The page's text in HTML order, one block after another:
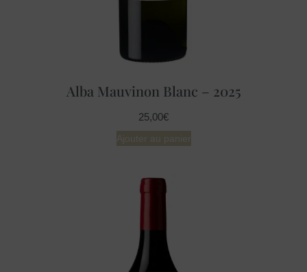
Alba Mauvinon Blanc – 2025
25,00€
Ajouter au panier